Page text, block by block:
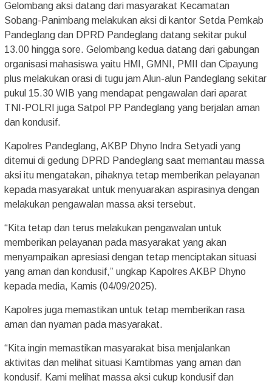
Gelombang aksi datang dari masyarakat Kecamatan
Sobang-Panimbang melakukan aksi di kantor Setda Pemkab
Pandeglang dan DPRD Pandeglang datang sekitar pukul
13.00 hingga sore. Gelombang kedua datang dari gabungan
organisasi mahasiswa yaitu HMI, GMNI, PMII dan Cipayung
plus melakukan orasi di tugu jam Alun-alun Pandeglang sekitar
pukul 15.30 WIB yang mendapat pengawalan dari aparat
TNI-POLRI juga Satpol PP Pandeglang yang berjalan aman
dan kondusif.
Kapolres Pandeglang, AKBP Dhyno Indra Setyadi yang
ditemui di gedung DPRD Pandeglang saat memantau massa
aksi itu mengatakan, pihaknya tetap memberikan pelayanan
kepada masyarakat untuk menyuarakan aspirasinya dengan
melakukan pengawalan massa aksi tersebut.
“Kita tetap dan terus melakukan pengawalan untuk
memberikan pelayanan pada masyarakat yang akan
menyampaikan apresiasi dengan tetap menciptakan situasi
yang aman dan kondusif,” ungkap Kapolres AKBP Dhyno
kepada media, Kamis (04/09/2025).
Kapolres juga memastikan untuk tetap memberikan rasa
aman dan nyaman pada masyarakat.
“Kita ingin memastikan masyarakat bisa menjalankan
aktivitas dan melihat situasi Kamtibmas yang aman dan
kondusif. Kami melihat massa aksi cukup kondusif dan